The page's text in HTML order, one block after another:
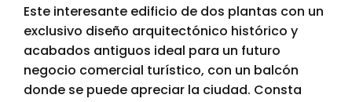
Este interesante edificio de dos plantas con un
exclusivo diseño arquitectónico histórico y
acabados antiguos ideal para un futuro
negocio comercial turístico, con un balcón
donde se puede apreciar la ciudad. Consta